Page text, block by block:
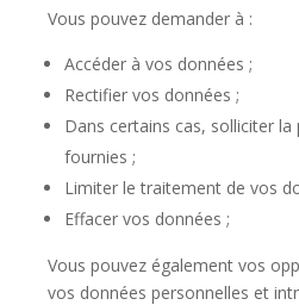
Vous pouvez demander à :
Accéder à vos données ;
Rectifier vos données ;
Dans certains cas, solliciter
fournies ;
Limiter le traitement de vos
Effacer vos données ;
Vous pouvez également vos
vos données personnelles et